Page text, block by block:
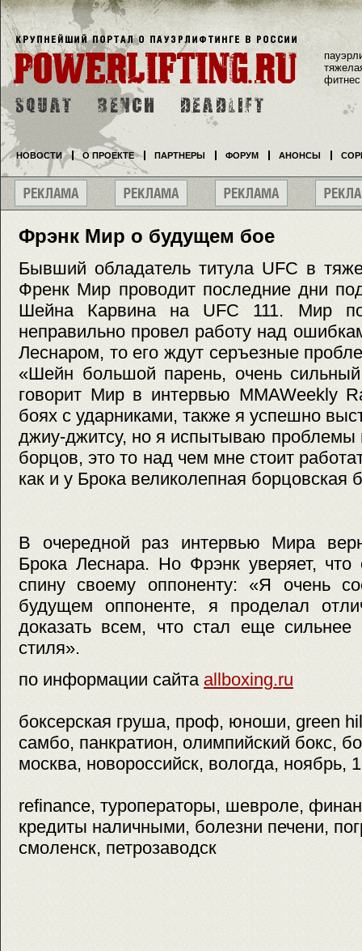
Фрэнк Мир о будущем бое
Бывший обладатель титула UFC в
Френк Мир проводит последние дни
Шейна Карвина на UFC 111. Мир
неправильно провел работу над
Леснаром, то его ждут серъезные
«Шейн большой парень, очень
говорит Мир в интервью MMAWeekly
боях с ударниками, также я успешно
джиу-джитсу, но я испытываю
борцов, это то над чем мне стоит
как и у Брока великолепная борцовская
В очередной раз интервью Мира
Брока Леснара. Но Фрэнк уверяет, что
спину своему оппоненту: «Я очень
будущем оппоненте, я проделал
доказать всем, что стал еще
стиля».
по информации сайта allboxing.ru
боксерская груша, проф, юноши, green
самбо, панкратион, олимпийский бокс,
москва, новороссийск, вологда, ноябрь,
refinance, туроператоры, шевроле,
кредиты наличными, болезни печени,
смоленск, петрозаводск
фитнес
НОВОСТИ О ПРОЕКТЕ ПАРТНЕРЫ ФОРУМ АНОНСЫ